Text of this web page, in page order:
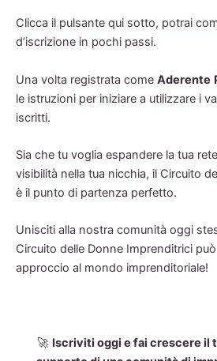
Clicca il pulsante qui sotto, potrai
d’iscrizione in pochi passi.
Una volta registrata come Aderente
le istruzioni per iniziare a utilizzare i
iscritti.
Sia che tu voglia espandere la tua
visibilità nella tua nicchia, il Circuito
è il punto di partenza perfetto.
Unisciti alla nostra comunità oggi
Circuito delle Donne Imprenditrici
approccio al mondo imprenditoriale!
🚀 Iscriviti oggi e fai crescere il